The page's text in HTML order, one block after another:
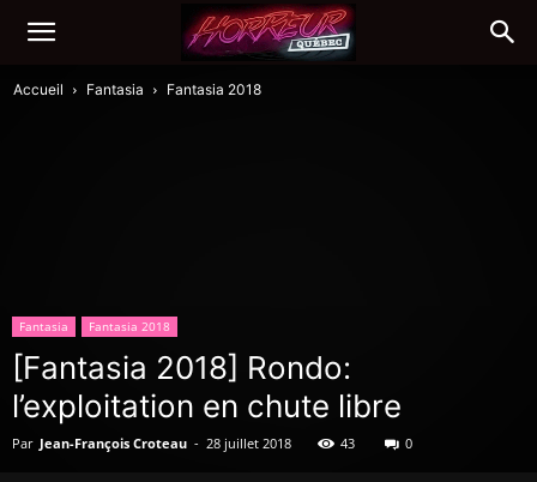
Accueil Fantasia Fantasia 2018
Fantasia Fantasia 2018
[Fantasia 2018] Rondo:
l’exploitation en chute libre
Par Jean-François Croteau - 28 juillet 2018 43 0